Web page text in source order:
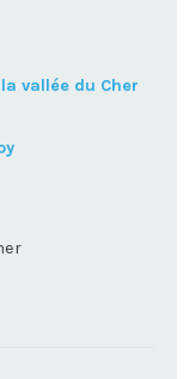
vallée du Cher